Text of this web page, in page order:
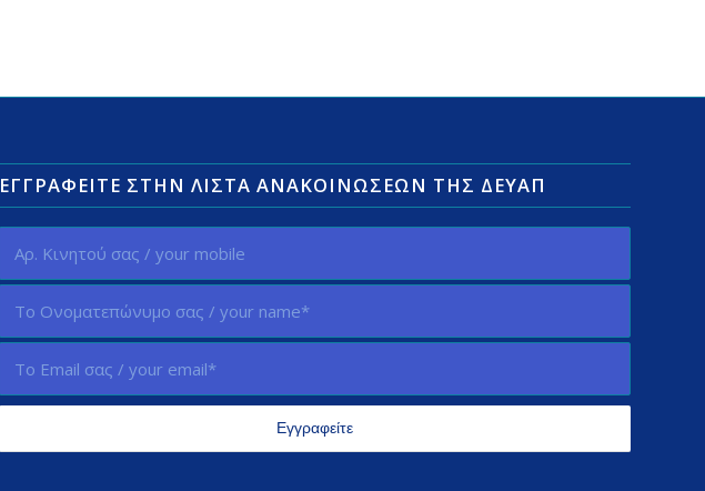
ΕΓΓΡΑΦΕΊΤΕ ΣΤΗΝ ΛΊΣΤΑ ΑΝΑΚΟΙΝΏΣΕΩΝ ΤΗΣ ΔΕΥΑΠ